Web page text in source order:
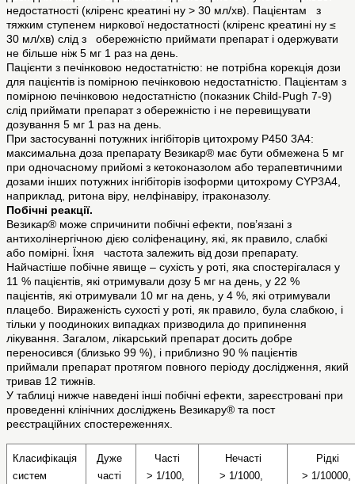
недостатності (кліренс креатині ну > 30 мл/хв). Пацієнтам з
тяжким ступенем ниркової недостатності (кліренс креатині ну ≤
30 мл/хв) слід з обережністю приймати препарат і одержувати
не більше ніж 5 мг 1 раз на день.
Пацієнти з печінковою недостатністю: не потрібна корекція дози
для пацієнтів із помірною печінковою недостатністю. Пацієнтам з
помірною печінковою недостатністю (показник Chіld-Pugh 7-9)
слід приймати препарат з обережністю і не перевищувати
дозування 5 мг 1 раз на день.
При застосуванні потужних інгібіторів цитохрому P450 3A4:
максимальна доза препарату Везикар® має бути обмежена 5 мг
при одночасному прийомі з кетоконазолом або терапевтичними
дозами інших потужних інгібіторів ізоформи цитохрому CYP3A4,
наприклад, ритона віру, нелфінавіру, ітраконазолу.
Побічні реакції.
Везикар® може спричинити побічні ефекти, пов’язані з
антихолінергічною дією соліфенацину, які, як правило, слабкі
або помірні. Їхня частота залежить від дози препарату.
Найчастіше побічне явище – сухість у роті, яка спостерігалася у
11 % пацієнтів, які отримували дозу 5 мг на день, у 22 %
пацієнтів, які отримували 10 мг на день, у 4 %, які отримували
плацебо. Вираженість сухості у роті, як правило, була слабкою, і
тільки у поодиноких випадках призводила до припинення
лікування. Загалом, лікарський препарат досить добре
переносився (близько 99 %), і приблизно 90 % пацієнтів
приймали препарат протягом повного періоду дослідження, який
тривав 12 тижнів.
У таблиці нижче наведені інші побічні ефекти, зареєстровані при
проведенні клінічних досліджень Везикару® та пост
реєстраційних спостереженнях.
Класифікація
систем
Дуже
часті
Часті
> 1/100,
Нечасті
> 1/1000,
Рідкі
> 1/10000,